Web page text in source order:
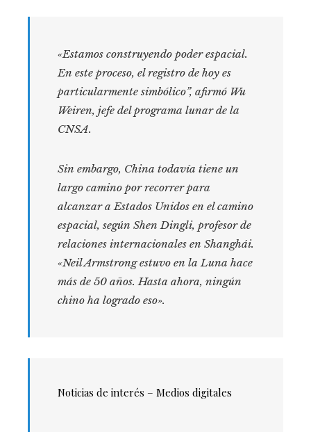
«Estamos construyendo poder espacial.
En este proceso, el registro de hoy es
particularmente simbólico”, afirmó Wu
Weiren, jefe del programa lunar de la
CNSA.
Sin embargo, China todavía tiene un
largo camino por recorrer para
alcanzar a Estados Unidos en el camino
espacial, según Shen Dingli, profesor de
relaciones internacionales en Shanghái.
«Neil Armstrong estuvo en la Luna hace
más de 50 años. Hasta ahora, ningún
chino ha logrado eso».
Noticias de interés – Medios digitales